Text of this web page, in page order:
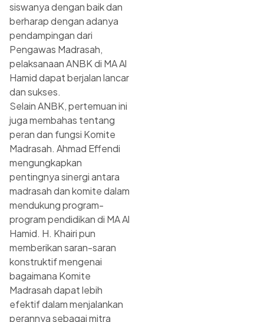
siswanya dengan baik dan
berharap dengan adanya
pendampingan dari
Pengawas Madrasah,
pelaksanaan ANBK di MA Al
Hamid dapat berjalan lancar
dan sukses.
Selain ANBK, pertemuan ini
juga membahas tentang
peran dan fungsi Komite
Madrasah. Ahmad Effendi
mengungkapkan
pentingnya sinergi antara
madrasah dan komite dalam
mendukung program-
program pendidikan di MA Al
Hamid. H. Khairi pun
memberikan saran-saran
konstruktif mengenai
bagaimana Komite
Madrasah dapat lebih
efektif dalam menjalankan
perannya sebagai mitra